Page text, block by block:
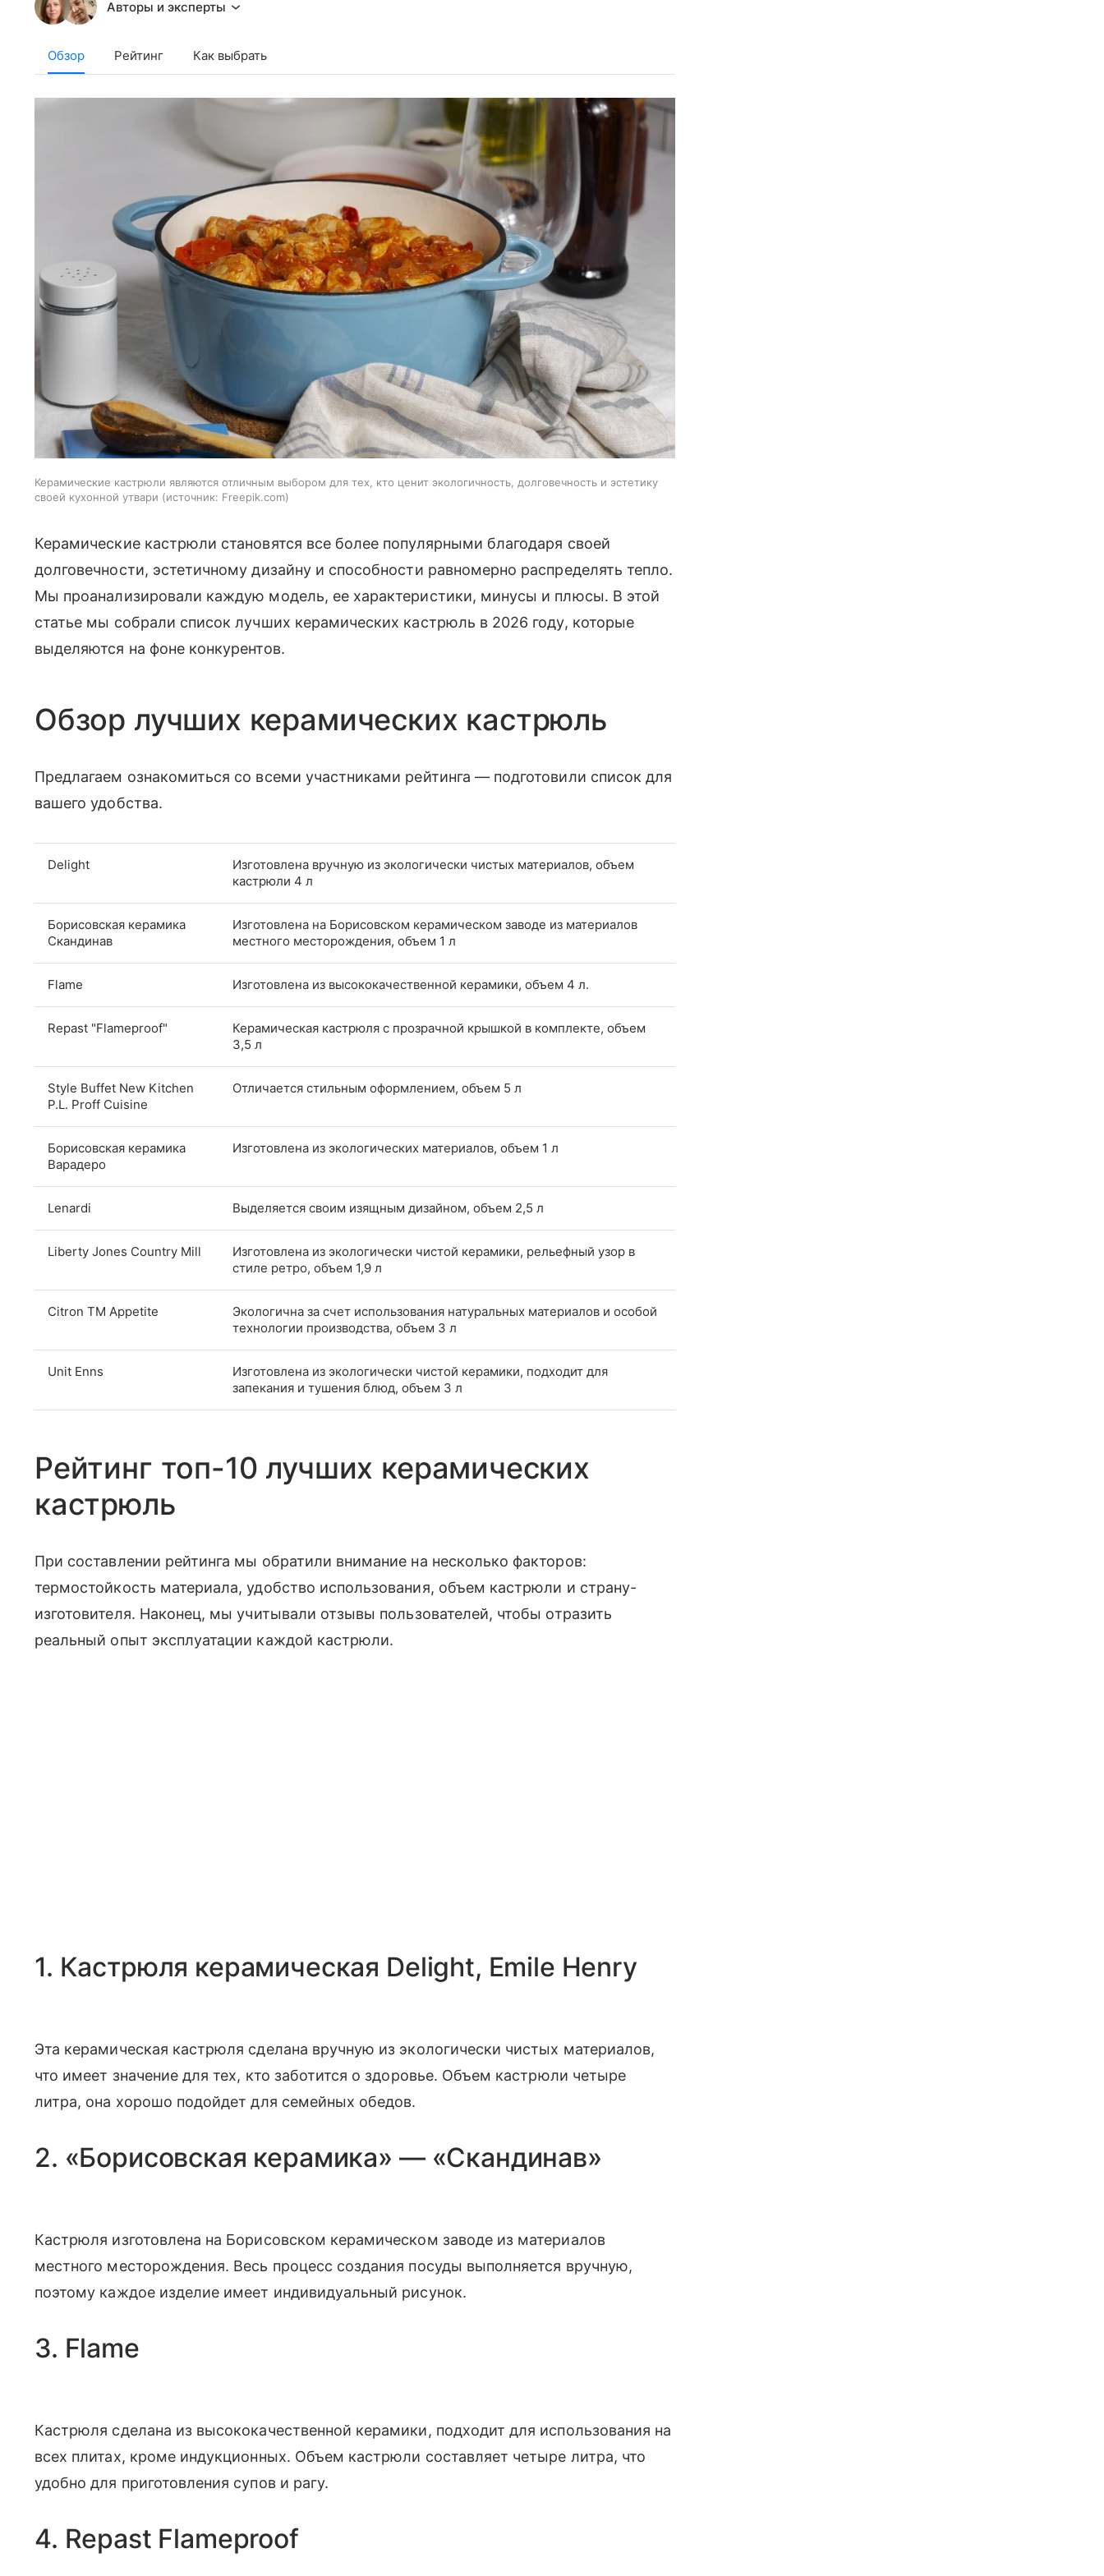
Авторы и эксперты
Обзор Рейтинг Как выбрать
Керамические кастрюли являются отличным выбором для тех, кто ценит экологичность, долговечность и эстетику
своей кухонной утвари
источник: Freepik.com
Керамические кастрюли становятся все более популярными благодаря своей
долговечности, эстетичному дизайну и способности равномерно распределять тепло.
Мы проанализировали каждую модель, ее характеристики, минусы и плюсы. В этой
статье мы собрали список лучших керамических кастрюль в 2026 году, которые
выделяются на фоне конкурентов.
Обзор лучших керамических кастрюль
Предлагаем ознакомиться со всеми участниками рейтинга — подготовили список для
вашего удобства.
Delight
Изготовлена вручную из экологически чистых материалов, объем
кастрюли 4 л
Борисовская керамика
Скандинав
Изготовлена на Борисовском керамическом заводе из материалов
местного месторождения, объем 1 л
Flame Изготовлена из высококачественной керамики, объем 4 л.
Repast "Flameproof"
Керамическая кастрюля с прозрачной крышкой в комплекте, объем
3,5 л
Style Buffet New Kitchen
P.L. Proff Cuisine
Отличается стильным оформлением, объем 5 л
Борисовская керамика
Варадеро
Изготовлена из экологических материалов, объем 1 л
Lenardi Выделяется своим изящным дизайном, объем 2,5 л
Liberty Jones Сountry Mill
Изготовлена из экологически чистой керамики, рельефный узор в
стиле ретро, объем 1,9 л
Citron TM Appetite
Экологична за счет использования натуральных материалов и особой
технологии производства, объем 3 л
Unit Enns
Изготовлена из экологически чистой керамики, подходит для
запекания и тушения блюд, объем 3 л
Рейтинг топ-10 лучших керамических
кастрюль
При составлении рейтинга мы обратили внимание на несколько факторов:
термостойкость материала, удобство использования, объем кастрюли и страну-
изготовителя. Наконец, мы учитывали отзывы пользователей, чтобы отразить
реальный опыт эксплуатации каждой кастрюли.
1. Кастрюля керамическая Delight, Emile Henry
Эта керамическая кастрюля сделана вручную из экологически чистых материалов,
что имеет значение для тех, кто заботится о здоровье. Объем кастрюли четыре
литра, она хорошо подойдет для семейных обедов.
2. «Борисовская керамика» — «Скандинав»
Кастрюля изготовлена на Борисовском керамическом заводе из материалов
местного месторождения. Весь процесс создания посуды выполняется вручную,
поэтому каждое изделие имеет индивидуальный рисунок.
3. Flame
Кастрюля сделана из высококачественной керамики, подходит для использования на
всех плитах, кроме индукционных. Объем кастрюли составляет четыре литра, что
удобно для приготовления супов и рагу.
4. Repast Flameproof